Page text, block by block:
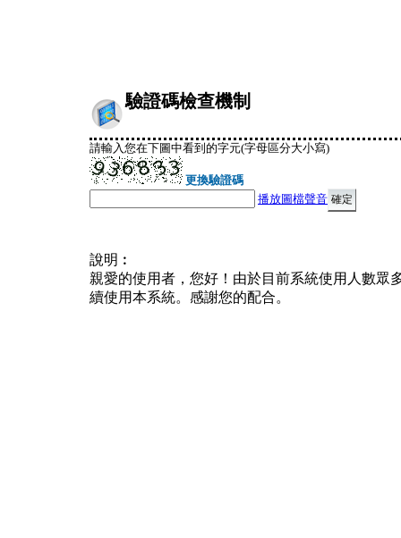
驗證碼檢查機制
請輸入您在下圖中看到的字元(字母區分大小寫)
更換驗證碼
播放圖檔聲音
說明︰
親愛的使用者，您好！由於目前系統使用人數眾
續使用本系統。感謝您的配合。